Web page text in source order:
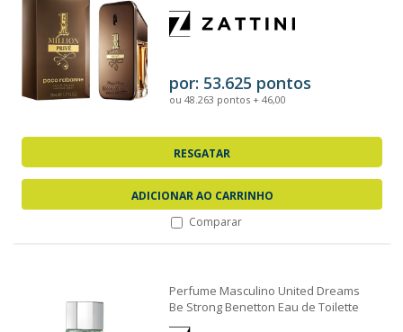
por: 53.625 pontos
ou 48.263 pontos + 46,00
RESGATAR
ADICIONAR AO CARRINHO
Comparar
Perfume Masculino United Dreams
Be Strong Benetton Eau de Toilette
100ml